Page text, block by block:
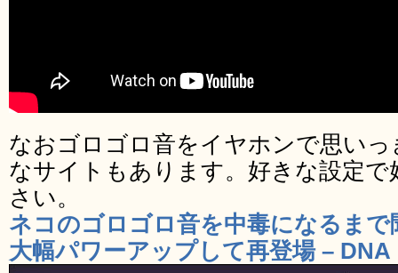
なおゴロゴロ音をイヤホンで思い
なサイトもあります。好きな設定
さい。
ネコのゴロゴロ音を中毒になるま
大幅パワーアップして再登場 – DNA